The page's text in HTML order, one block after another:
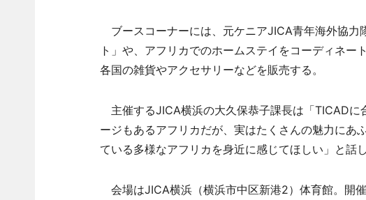
ブースコーナーには、元ケニアJICA青年海外協力
ト」や、アフリカでのホームステイをコーディネ
各国の雑貨やアクセサリーなどを販売する。
主催するJICA横浜の大久保恭子課長は「TICADに
ージもあるアフリカだが、実はたくさんの魅力にあ
ている多様なアフリカを身近に感じてほしい」と話し
会場はJICA横浜（横浜市中区新港2）体育館。開